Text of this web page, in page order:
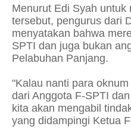
Menurut Edi Syah untuk
tersebut, pengurus dari
menyatakan bahwa
SPTI dan juga bukan
Pelabuhan Panjang.
"Kalau nanti para
dari Anggota F-SPTI
kita akan mengabil
yang didampingi Ketua